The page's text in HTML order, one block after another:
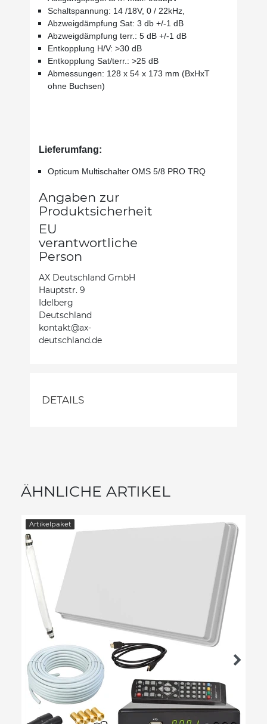
Schaltspannung: 14 /18V, 0 / 22kHz,
Abzweigdämpfung Sat: 3 db +/-1 dB
Abzweigdämpfung terr.: 5 dB +/-1 dB
Entkopplung H/V: >30 dB
Entkopplung Sat/terr.: >25 dB
Abmessungen: 128 x 54 x 173 mm (BxHxT
ohne Buchsen)
Lieferumfang:
Opticum Multischalter OMS 5/8 PRO TRQ
Angaben zur
Produktsicherheit
EU
verantwortliche
Person
AX Deutschland GmbH
Hauptstr. 9
Idelberg
Deutschland
kontakt@ax-
deutschland.de
DETAILS
ÄHNLICHE ARTIKEL
Artikelpaket